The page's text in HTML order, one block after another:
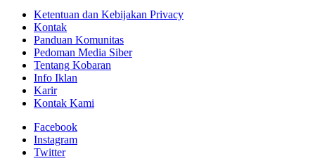
Ketentuan dan Kebijakan Privacy
Kontak
Panduan Komunitas
Pedoman Media Siber
Tentang Kobaran
Info Iklan
Karir
Kontak Kami
Facebook
Instagram
Twitter